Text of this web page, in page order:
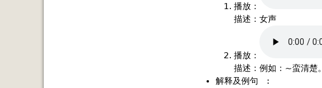
播放：
描述：女声
播放：
描述：例如：~蛮清楚。
解释及例句
: